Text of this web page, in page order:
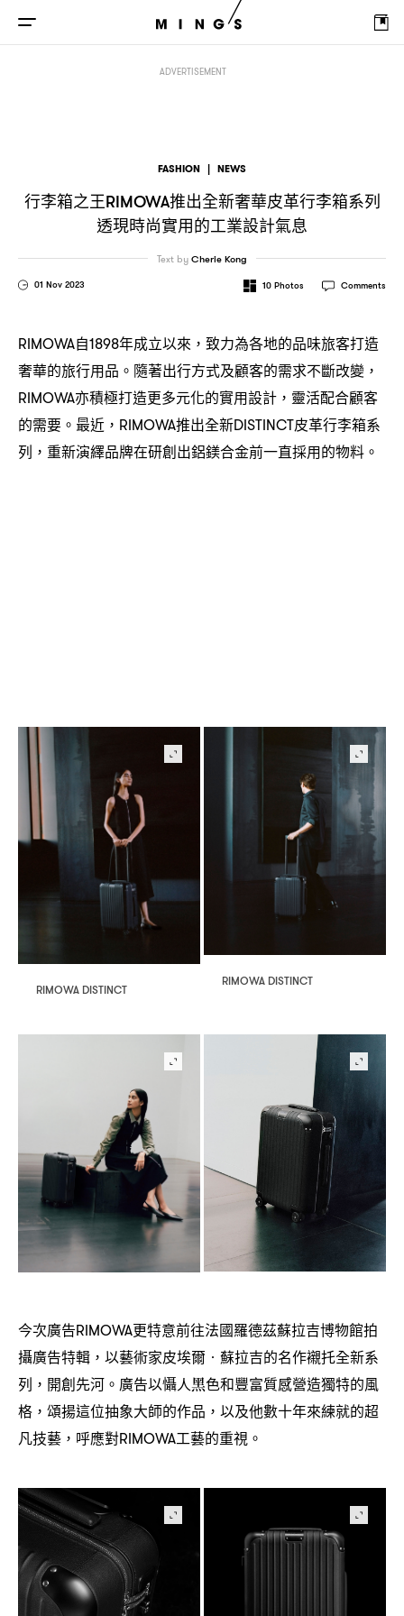
ADVERTISEMENT
FASHION | NEWS
行李箱之王RIMOWA推出全新奢華皮革行李箱系列
透現時尚實用的工業設計氣息
01 Nov 2023
Text byCherie Kong
10 Photos Comments
RIMOWA自1898年成立以來 ， 致力為各地的品味旅客打造
奢華的旅行用品。隨著出行方式及顧客的需求不斷改變 ，
RIMOWA亦積極打造更多元化的實用設計 ， 靈活配合顧客
的需要。最近 ，RIMOWA推出全新DISTINCT皮革行李箱系
列 ， 重新演繹品牌在研創出鋁鎂合金前一直採用的物料。
RIMOWA DISTINCT
RIMOWA DISTINCT
今次廣告RIMOWA更特意前往法國羅德茲蘇拉吉博物館拍
攝廣告特輯 ， 以藝術家皮埃爾 ‧ 蘇拉吉的名作襯托全新系
列 ， 開創先河。廣告以懾人黑色和豐富質感營造獨特的風
格 ， 頌揚這位抽象大師的作品 ， 以及他數十年來練就的超
凡技藝 ， 呼應對RIMOWA工藝的重視。
推出全新奢華皮革行李箱系列 透現時尚實用的工業設計氣息